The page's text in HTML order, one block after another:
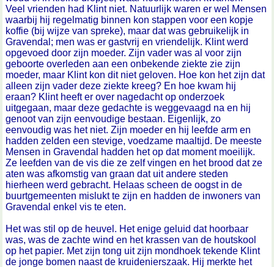
Veel vrienden had Klint niet. Natuurlijk waren er wel Mensen
waarbij hij regelmatig binnen kon stappen voor een kopje
koffie (bij wijze van spreke), maar dat was gebruikelijk in
Gravendal; men was er gastvrij en vriendelijk. Klint werd
opgevoed door zijn moeder. Zijn vader was al voor zijn
geboorte overleden aan een onbekende ziekte zie zijn
moeder, maar Klint kon dit niet geloven. Hoe kon het zijn dat
alleen zijn vader deze ziekte kreeg? En hoe kwam hij
eraan? Klint heeft er over nagedacht op onderzoek
uitgegaan, maar deze gedachte is weggevaagd na en hij
genoot van zijn eenvoudige bestaan. Eigenlijk, zo
eenvoudig was het niet. Zijn moeder en hij leefde arm en
hadden zelden een stevige, voedzame maaltijd. De meeste
Mensen in Gravendal hadden het op dat moment moeilijk.
Ze leefden van de vis die ze zelf vingen en het brood dat ze
aten was afkomstig van graan dat uit andere steden
hierheen werd gebracht. Helaas scheen de oogst in de
buurtgemeenten mislukt te zijn en hadden de inwoners van
Gravendal enkel vis te eten.
Het was stil op de heuvel. Het enige geluid dat hoorbaar
was, was de zachte wind en het krassen van de houtskool
op het papier. Met zijn tong uit zijn mondhoek tekende Klint
de jonge bomen naast de kruidenierszaak. Hij merkte het